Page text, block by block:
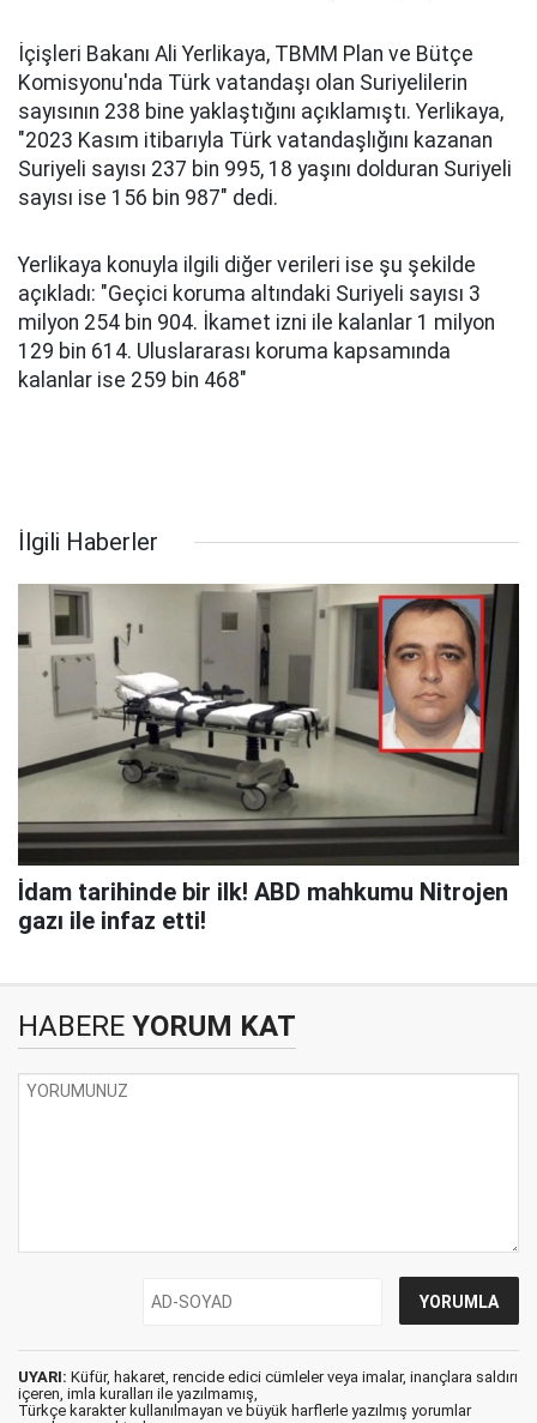
İçişleri Bakanı Ali Yerlikaya, TBMM Plan ve Bütçe
Komisyonu'nda Türk vatandaşı olan Suriyelilerin
sayısının 238 bine yaklaştığını açıklamıştı. Yerlikaya,
"2023 Kasım itibarıyla Türk vatandaşlığını kazanan
Suriyeli sayısı 237 bin 995, 18 yaşını dolduran Suriyeli
sayısı ise 156 bin 987" dedi.
Yerlikaya konuyla ilgili diğer verileri ise şu şekilde
açıkladı: "Geçici koruma altındaki Suriyeli sayısı 3
milyon 254 bin 904. İkamet izni ile kalanlar 1 milyon
129 bin 614. Uluslararası koruma kapsamında
kalanlar ise 259 bin 468"
İlgili Haberler
İdam tarihinde bir ilk! ABD mahkumu Nitrojen
gazı ile infaz etti!
HABERE YORUM KAT
UYARI: Küfür, hakaret, rencide edici cümleler veya imalar, inançlara saldırı
içeren, imla kuralları ile yazılmamış,
Türkçe karakter kullanılmayan ve büyük harflerle yazılmış yorumlar